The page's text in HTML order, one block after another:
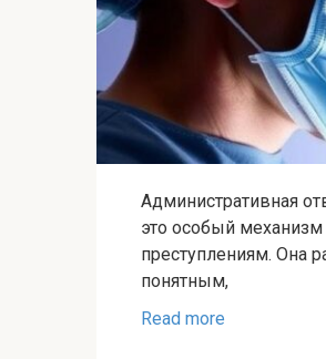
Административная
это особый механизм
преступлениям. Она
понятным,
Read more